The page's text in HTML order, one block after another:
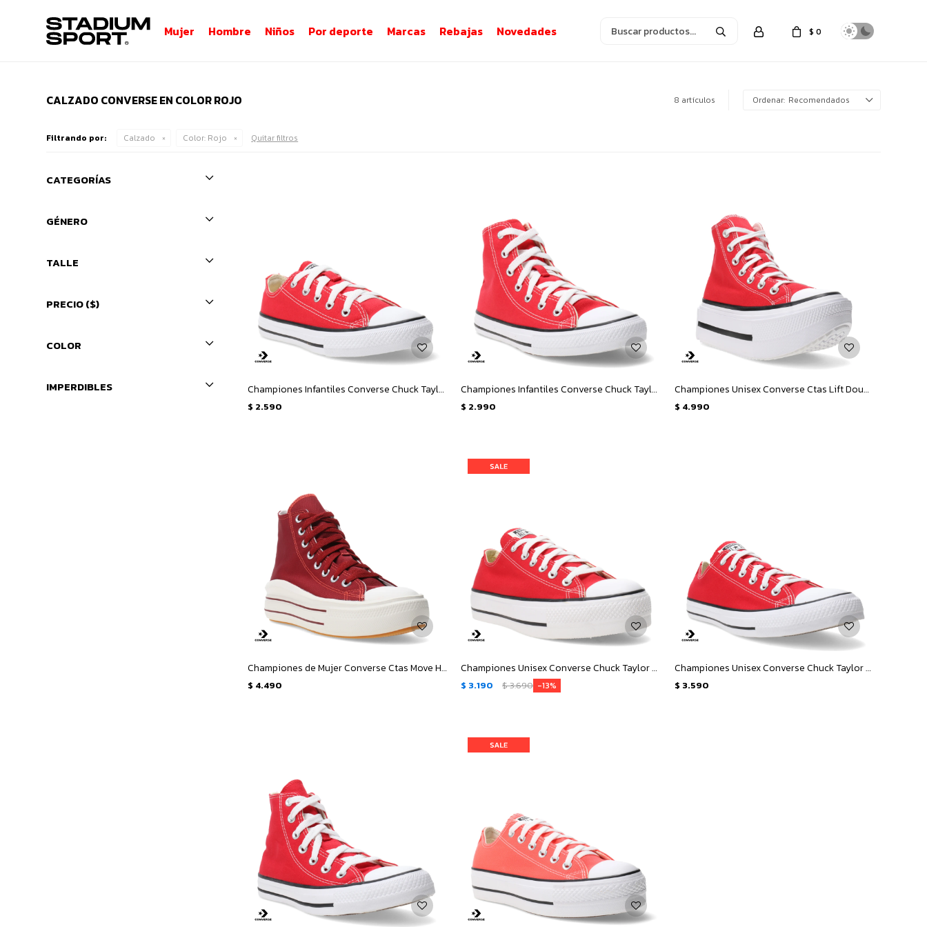
Mujer Hombre Niños Por deporte Marcas Rebajas Novedades $ 0
CALZADO CONVERSE EN COLOR ROJO 8 artículos Recomendados
Filtrando por: Calzado Color: Rojo Quitar filtros
Championes Infantiles Converse Chuck Taylor - Rojo
$ 2.590
Championes Infantiles Converse Chuck Taylor - Rojo
$ 2.990
Championes Unisex Converse Ctas Lift Double Stack HI - Rojo - Blanco - Negro
$ 4.990
Championes de Mujer Converse Ctas Move HI - Rojo - Egret
$ 4.490
Championes Unisex Converse Chuck Taylor All Star - Rojo - Blanco
$ 3.190 $3.690 13
Championes Unisex Converse Chuck Taylor All Star - Rojo - Blanco
$ 3.590
CATEGORÍAS
GÉNERO
TALLE
PRECIO($)
COLOR
IMPERDIBLES